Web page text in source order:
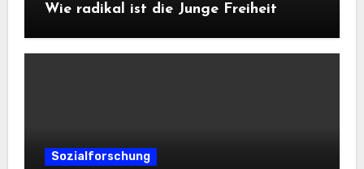
Wie radikal ist die Junge Freiheit
Sozialforschung